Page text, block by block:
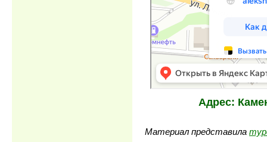
Адрес:
Материал представила